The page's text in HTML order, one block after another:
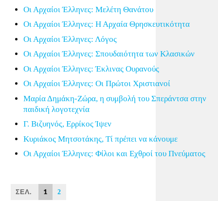
Οι Αρχαίοι Έλληνες: Μελέτη Θανάτου
Οι Αρχαίοι Έλληνες: Η Αρχαία Θρησκευτικότητα
Οι Αρχαίοι Έλληνες: Λόγος
Οι Αρχαίοι Έλληνες: Σπουδαιότητα των Κλασικών
Οι Αρχαίοι Έλληνες: Έκλινας Ουρανούς
Οι Αρχαίοι Έλληνες: Οι Πρώτοι Χριστιανοί
Μαρία Δημάκη-Ζώρα, η συμβολή του Σπεράντσα στην
παιδική λογοτεχνία
Γ. Βιζυηνός, Ερρίκος Ίψεν
Κυριάκος Μητσοτάκης, Τί πρέπει να κάνουμε
Οι Αρχαίοι Έλληνες: Φίλοι και Εχθροί του Πνεύματος
ΣΕΛ. 1 2